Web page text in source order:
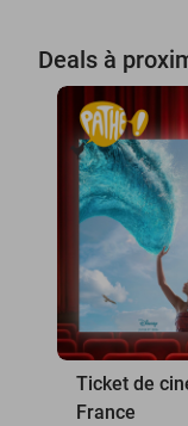
Deals à
Ticket de
France